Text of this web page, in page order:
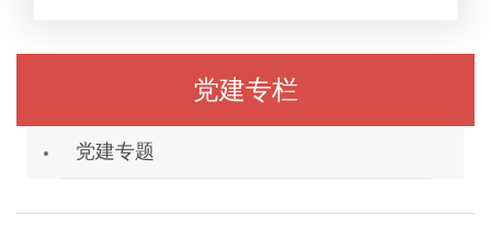
党建专栏
党建专题